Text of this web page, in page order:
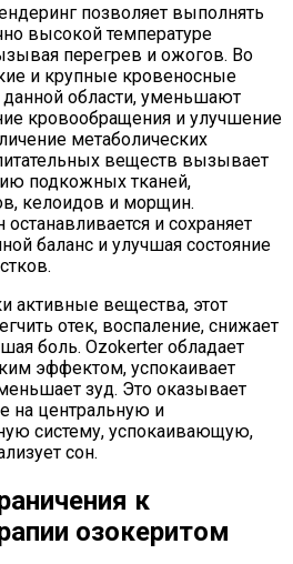
позволяет выполнять
высокой температуре
перегрев и ожогов. Во
и крупные кровеносные
области, уменьшают
кровообращения и улучшение
метаболических
веществ вызывает
подкожных тканей,
келоидов и морщин.
и сохраняет
баланс и улучшая состояние
активные вещества, этот
отек, воспаление, снижает
боль. Ozokerter обладает
эффектом, успокаивает
зуд. Это оказывает
на центральную и
систему, успокаивающую,
сон.
к
озокеритом